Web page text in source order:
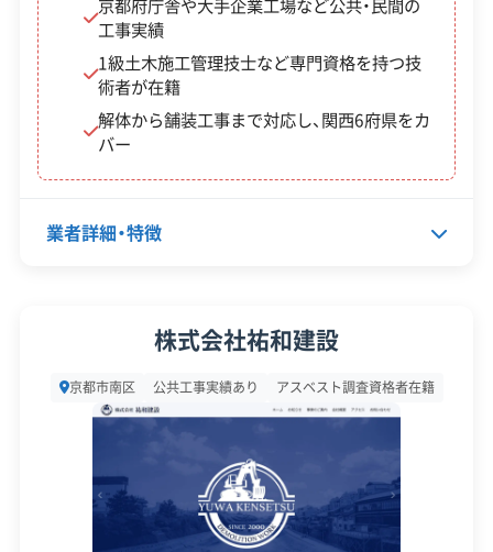
からは処分場まで片道1時間以上かかるため、運
搬費が解体費用全体に占める割合が非常に高く
なります。
運営者 稲垣
て見積もり額が100万円も違う」と
性の違いから生まれています。例え
ば、山間部では処分場への運搬費
が、都心部ではコインパーキング代
や交通誘導員の人件費が見積もり
を大きく左右します。ご自身の土地
の弱点を理解した上で見積もりを
企業経
験・規模
対応工事 ブロック塀
保有資格
産業廃棄物収集運搬業許可
顧客対
応・サー
自社ホームページ
無料見積もり
京都府庁舎や大手企業工場など公共・民間の
工事実績
1級土木施工管理技士など専門資格を持つ技
術者が在籍
解体から舗装工事まで対応し、関西6府県をカ
バー
業者詳細・特徴
町133-2
資本金 2,000万円
075-611-6777
株式会社祐和建設
京都市南区 公共工事実績あり アスベスト調査資格者在籍